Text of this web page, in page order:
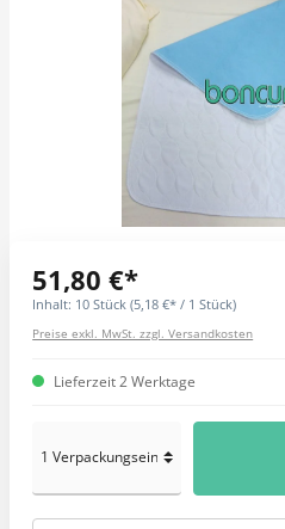
51,80 €*
Inhalt: 10 Stück(5,18 €* / 1 Stück)
Preise exkl. MwSt. zzgl. Versandkosten
Lieferzeit 2 Werktage